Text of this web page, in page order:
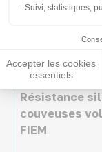
Suivi, statistiques,
Accepter les cookies
essentiels
Résistance
couveuses
FIEM